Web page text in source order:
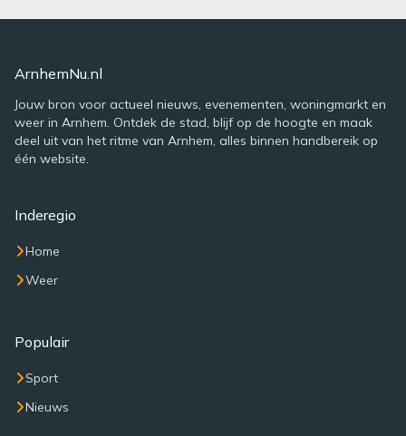
ArnhemNu.nl
Jouw bron voor actueel nieuws, evenementen, woningmarkt en
weer in Arnhem. Ontdek de stad, blijf op de hoogte en maak
deel uit van het ritme van Arnhem, alles binnen handbereik op
één website.
Inderegio
Home
Weer
Populair
Sport
Nieuws